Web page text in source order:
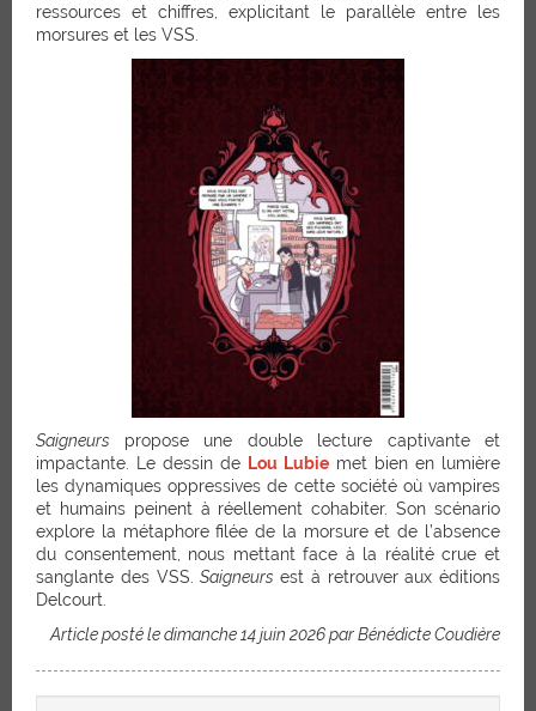
ressources et chiffres, explicitant le parallèle entre les
morsures et les VSS.
Saigneurs propose une double lecture captivante et
impactante. Le dessin de Lou Lubie met bien en lumière
les dynamiques oppressives de cette société où vampires
et humains peinent à réellement cohabiter. Son scénario
explore la métaphore filée de la morsure et de l’absence
du consentement, nous mettant face à la réalité crue et
sanglante des VSS.Saigneurs est à retrouver aux éditions
Delcourt.
Article posté le dimanche 14 juin 2026 par Bénédicte Coudière